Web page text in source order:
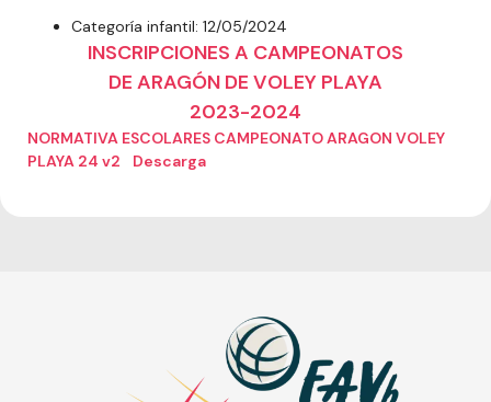
Categoría infantil: 12/05/2024
INSCRIPCIONES A CAMPEONATOS
DE ARAGÓN DE VOLEY PLAYA
2023-2024
NORMATIVA ESCOLARES CAMPEONATO ARAGON VOLEY
PLAYA 24 v2
Descarga